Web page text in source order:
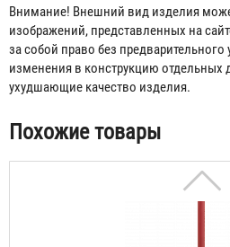
Внимание! Внешний вид изделия
изображений, представленных на
за собой право без
изменения в конструкцию отдельных
ухудшающие качество изделия.
Похожие товары
258 ₽